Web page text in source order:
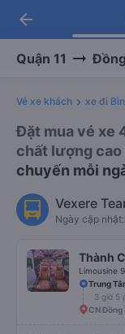
-
arrow_back
Quận 11
Vé xe khách xe đi
Đặt mua vé xe
chất lượng cao
chuyến mỗi
Vexere
Ngày cập
Thành
Limousine
Trung
3 giờ 5
CN Đồng